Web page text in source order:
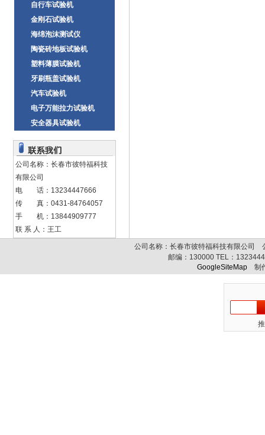
自行车试验机
金刚石试验机
海绵泡沫测试仪
陶瓷砖地板试验机
塑料薄膜试验机
牙刷瓶盖试验机
汽车试验机
电子万能拉力试验机
安全器具试验机
公司名称：长春市彼特福科技
有限公司
电 话：13234447666
传 真：0431-84764057
手 机：13844909777
联 系 人：王工
公司名称：长春市彼特福科技有限公司
邮编： 130000TEL：
GoogleSiteMap 制